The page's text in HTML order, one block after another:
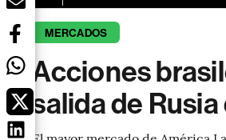
MERCADOS
Acciones
salida de